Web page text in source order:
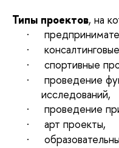
Типы проектов, на
·
·
·
спортивные
·
проведение
исследований,
·
проведение
·
арт проекты,
·